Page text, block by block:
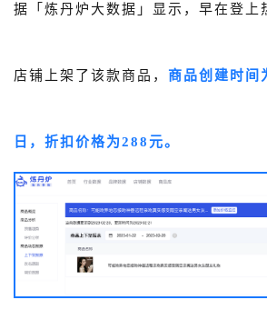
据「炼丹炉大数据」显示， 早在登上
店铺上架了该款商品， 商品创建时间
日，折扣价格为288元。